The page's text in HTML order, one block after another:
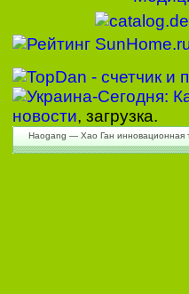
новости, загрузка.
Haogang — Хао Ган инновационная